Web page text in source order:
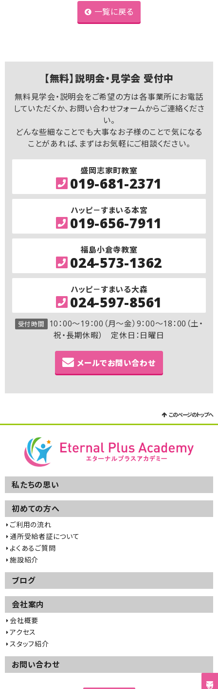
一覧に戻る
【無料】説明会・見学会 受付中
無料見学会・説明会をご希望の方は各事業所にお電話
していただくか、お問い合わせフォームからご連絡くださ
い。
どんな些細なことでも大事なお子様のことで気になる
ことがあれば、まずはお気軽にご相談ください。
盛岡志家町教室
019-681-2371
ハッピ－すまいる本宮
019-656-7911
福島小倉寺教室
024-573-1362
ハッピ－すまいる大森
024-597-8561
受付時間
10：00～19：00（月～金）9：00～18：00（土・
祝・長期休暇） 定休日：日曜日
メールでお問い合わせ
このページのトップへ
私たちの思い
初めての方へ
ご利用の流れ
通所受給者証について
よくあるご質問
施設紹介
ブログ
会社案内
会社概要
アクセス
スタッフ紹介
お問い合わせ